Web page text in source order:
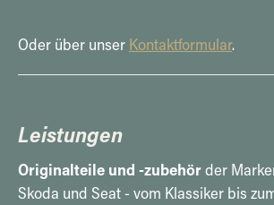
Oder über unser Kontaktformular.
Leistungen
Originalteile und -zubehörder
Skoda und Seat - vom Klassiker bis